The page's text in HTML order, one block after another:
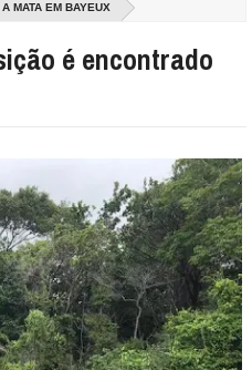
MATA EM BAYEUX
é encontrado